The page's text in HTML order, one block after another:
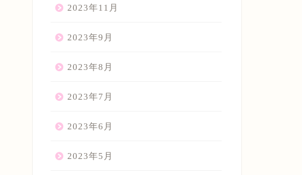
2023年11月
2023年9月
2023年8月
2023年7月
2023年6月
2023年5月